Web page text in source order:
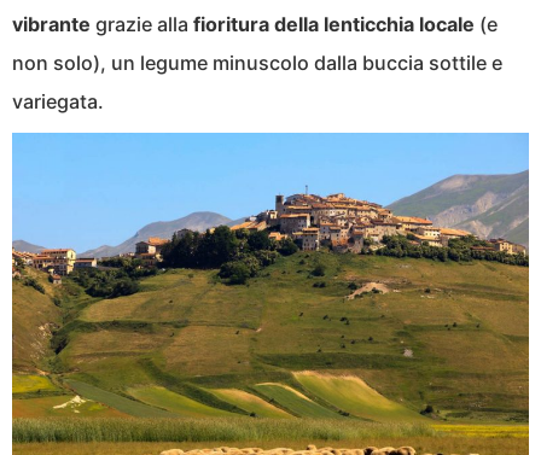
vibrante grazie alla fioritura della lenticchia locale (e
non solo), un legume minuscolo dalla buccia sottile e
variegata.